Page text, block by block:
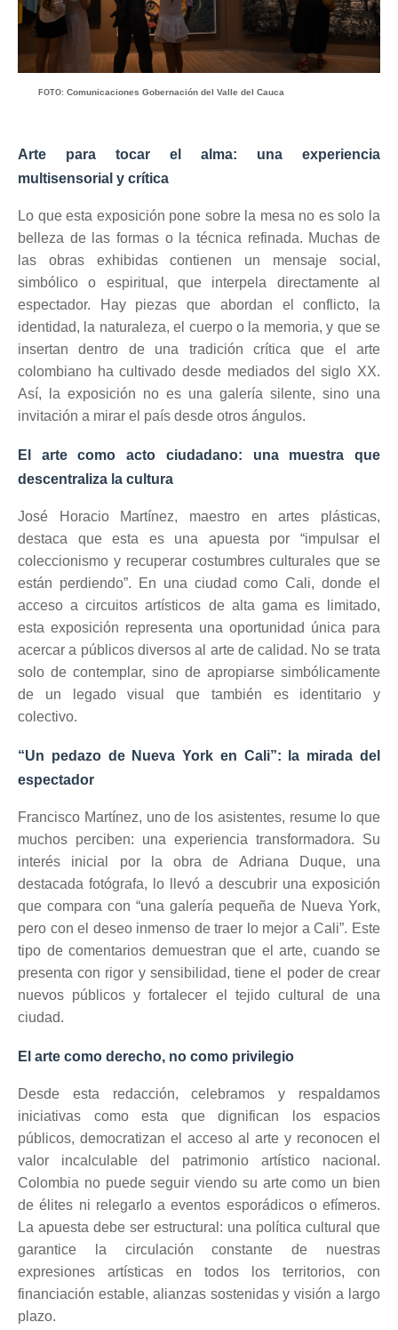
FOTO: Comunicaciones Gobernación del Valle del Cauca
Arte para tocar el alma: una experiencia
multisensorial y crítica
Lo que esta exposición pone sobre la mesa no es solo la
belleza de las formas o la técnica refinada. Muchas de
las obras exhibidas contienen un mensaje social,
simbólico o espiritual, que interpela directamente al
espectador. Hay piezas que abordan el conflicto, la
identidad, la naturaleza, el cuerpo o la memoria, y que se
insertan dentro de una tradición crítica que el arte
colombiano ha cultivado desde mediados del siglo XX.
Así, la exposición no es una galería silente, sino una
invitación a mirar el país desde otros ángulos.
El arte como acto ciudadano: una muestra que
descentraliza la cultura
José Horacio Martínez, maestro en artes plásticas,
destaca que esta es una apuesta por “impulsar el
coleccionismo y recuperar costumbres culturales que se
están perdiendo”. En una ciudad como Cali, donde el
acceso a circuitos artísticos de alta gama es limitado,
esta exposición representa una oportunidad única para
acercar a públicos diversos al arte de calidad. No se trata
solo de contemplar, sino de apropiarse simbólicamente
de un legado visual que también es identitario y
colectivo.
“Un pedazo de Nueva York en Cali”: la mirada del
espectador
Francisco Martínez, uno de los asistentes, resume lo que
muchos perciben: una experiencia transformadora. Su
interés inicial por la obra de Adriana Duque, una
destacada fotógrafa, lo llevó a descubrir una exposición
que compara con “una galería pequeña de Nueva York,
pero con el deseo inmenso de traer lo mejor a Cali”. Este
tipo de comentarios demuestran que el arte, cuando se
presenta con rigor y sensibilidad, tiene el poder de crear
nuevos públicos y fortalecer el tejido cultural de una
ciudad.
El arte como derecho, no como privilegio
Desde esta redacción, celebramos y respaldamos
iniciativas como esta que dignifican los espacios
públicos, democratizan el acceso al arte y reconocen el
valor incalculable del patrimonio artístico nacional.
Colombia no puede seguir viendo su arte como un bien
de élites ni relegarlo a eventos esporádicos o efímeros.
La apuesta debe ser estructural: una política cultural que
garantice la circulación constante de nuestras
expresiones artísticas en todos los territorios, con
financiación estable, alianzas sostenidas y visión a largo
plazo.